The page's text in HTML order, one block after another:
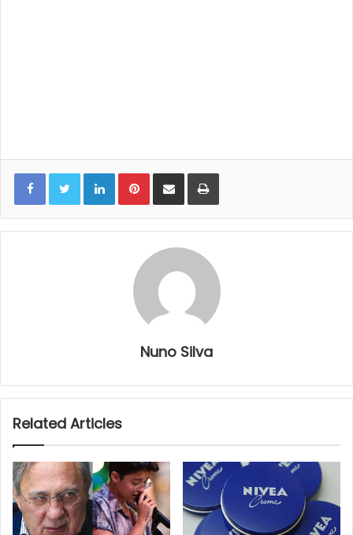
LinkedInPinterestShare via Email Print
Nuno Silva
Related Articles